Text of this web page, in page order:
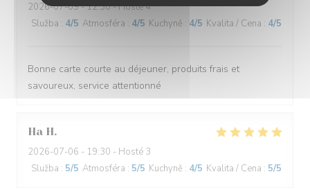
2026-07-09- 12:30 - Hosté 4
Služba : 4/5 Atmosféra : 4/5 Kuchyně : 4/5 Kvalita / Cena : 4/5
Bonne carte courte au déjeuner, produits frais et
savoureux, service attentionné
Ha H
2026-07-06 - 19:30 - Hosté 3
Služba : 5/5 Atmosféra : 5/5 Kuchyně : 4/5 Kvalita / Cena : 5/5